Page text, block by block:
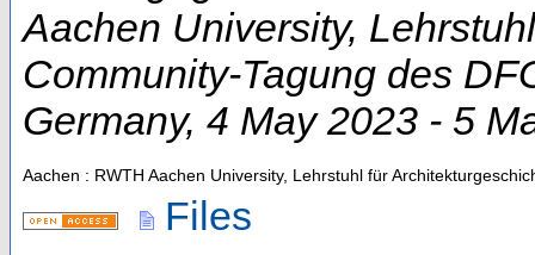
Aachen University,
Community-Tagung des
Germany, 4 May 2023 - 5
Aachen : RWTH Aachen University, Lehrstuhl für
Files